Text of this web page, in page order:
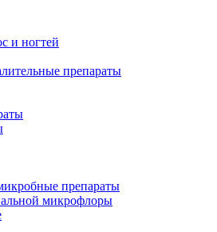
и ногтей
препараты
препараты
микрофлоры